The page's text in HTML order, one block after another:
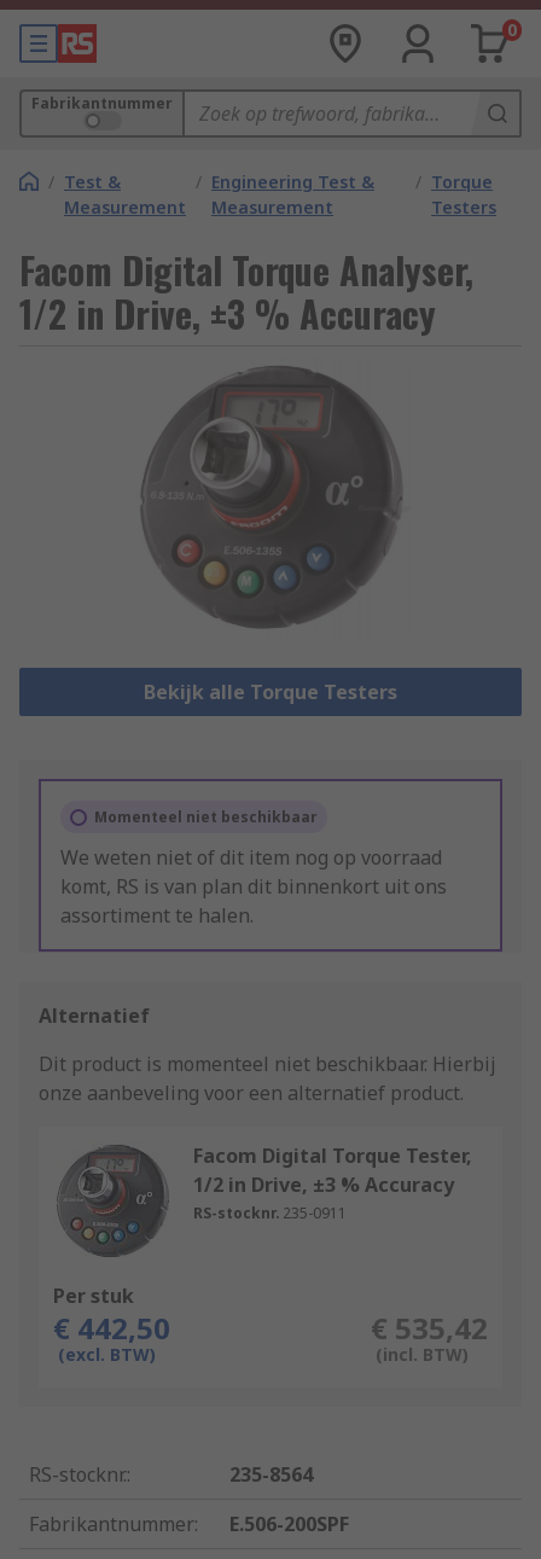
0
Fabrikantnummer
/ Test &
Measurement
/ Engineering Test &
Measurement
/ Torque
Testers
Facom Digital Torque Analyser,
1/2 in Drive, ±3 % Accuracy
Bekijk alle Torque Testers
Momenteel niet beschikbaar
We weten niet of dit item nog op voorraad
komt, RS is van plan dit binnenkort uit ons
assortiment te halen.
Alternatief
Dit product is momenteel niet beschikbaar. Hierbij
onze aanbeveling voor een alternatief product.
Facom Digital Torque Tester,
1/2 in Drive, ±3 % Accuracy
RS-stocknr. 235-0911
Per stuk
€ 442,50
(excl. BTW)
€ 535,42
(incl. BTW)
RS-stocknr.:
235-8564
Fabrikantnummer:
E.506-200SPF